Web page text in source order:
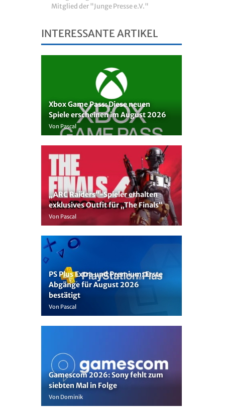
Mitglied der "Junge Presse e.V."
INTERESSANTE ARTIKEL
Xbox Game Pass: Diese neuen
Spiele erscheinen im August 2026
Von Pascal
„ARC Raiders“-Spieler erhalten
exklusives Outfit für „The Finals“
Von Pascal
PS Plus Extra und Premium: Erste
Abgänge für August 2026
bestätigt
Von Pascal
Gamescom 2026: Sony fehlt zum
siebten Mal in Folge
Von Dominik